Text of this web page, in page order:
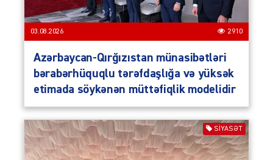
03.08.2026 2910
Azərbaycan-Qırğızıstan münasibətləri
bərabərhüquqlu tərəfdaşlığa və yüksək
etimada söykənən müttəfiqlik modelidir
SIYASƏT